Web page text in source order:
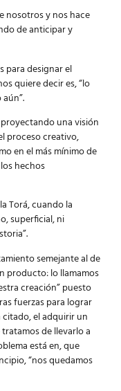
nosotros y nos hace
de anticipar y
para designar el
quiere decir es, “lo
una visión
proceso creativo,
en el más mínimo de
hechos
Torá, cuando la
superficial, ni
semejante al de
producto: lo llamamos
creación” puesto
fuerzas para lograr
el adquirir un
de llevarlo a
está en, que
“nos quedamos